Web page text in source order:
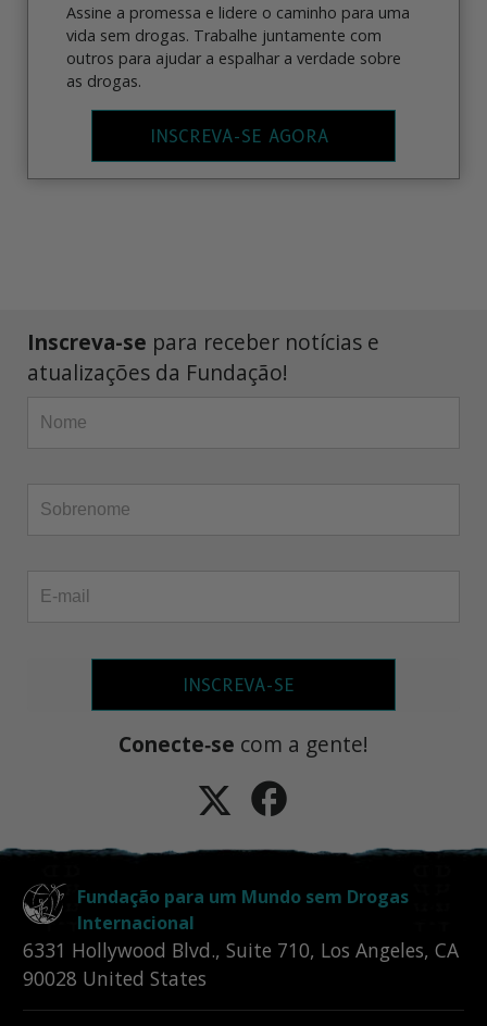
Assine a promessa e lidere o caminho para uma
vida sem drogas. Trabalhe juntamente com
outros para ajudar a espalhar a verdade sobre
as drogas.
INSCREVA-SE AGORA
Inscreva-se para receber notícias e
atualizações da Fundação!
INSCREVA-SE
Conecte‑se com a gente!
Fundação para um Mundo sem Drogas
Internacional
6331 Hollywood Blvd., Suite 710, Los Angeles, CA
90028 United States